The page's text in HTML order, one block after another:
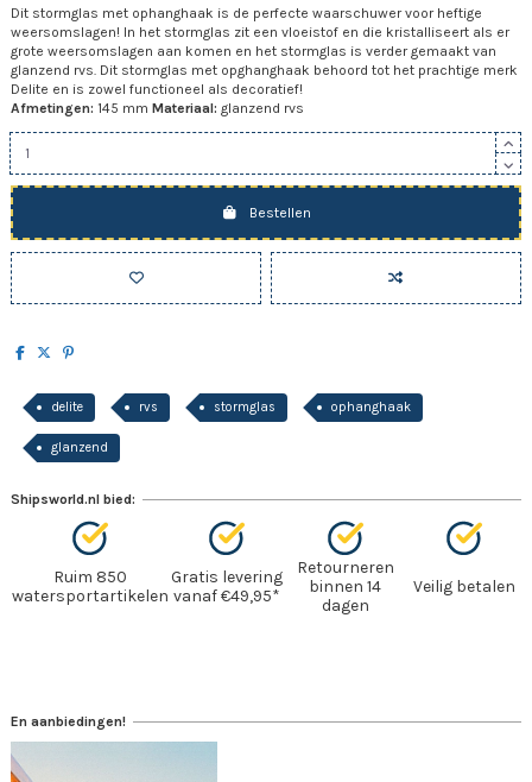
Dit stormglas met ophanghaak is de perfecte waarschuwer voor heftige
weersomslagen! In het stormglas zit een vloeistof en die kristalliseert als er
grote weersomslagen aan komen en het stormglas is verder gemaakt van
glanzend rvs. Dit stormglas met opghanghaak behoord tot het prachtige merk
Delite en is zowel functioneel als decoratief!
Afmetingen: 145 mm Materiaal: glanzend rvs
Bestellen
delite rvs stormglas ophanghaak
glanzend
Shipsworld.nl bied:
Ruim 850
watersportartikelen
Gratis levering
vanaf €49,95*
Retourneren
binnen 14
dagen
Veilig betalen
En aanbiedingen!